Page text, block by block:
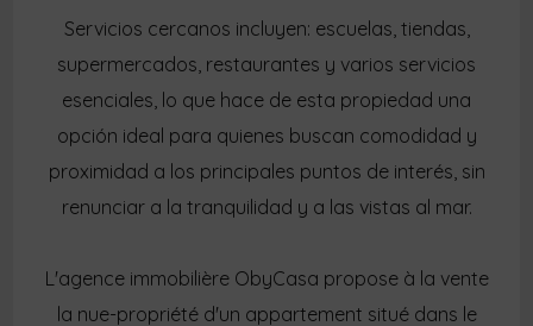
Servicios cercanos incluyen: escuelas, tiendas,
supermercados, restaurantes y varios servicios
esenciales, lo que hace de esta propiedad una
opción ideal para quienes buscan comodidad y
proximidad a los principales puntos de interés, sin
renunciar a la tranquilidad y a las vistas al mar.
L'agence immobilière ObyCasa propose à la vente
la nue-propriété d'un appartement situé dans le